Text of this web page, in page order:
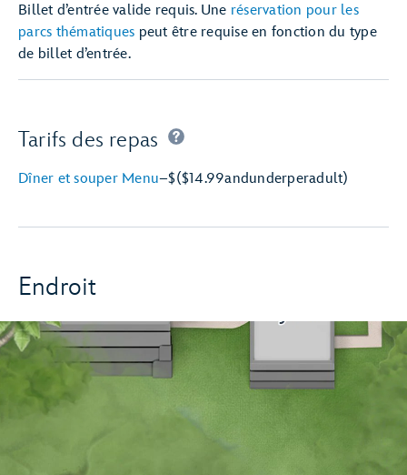
Billet d’entrée valide requis. Une réservation pour les
parcs thématiques peut être requise en fonction du type
de billet d’entrée.
Tarifs des repas
Dîner et souper Menu–$($14.99andunderperadult)
Endroit